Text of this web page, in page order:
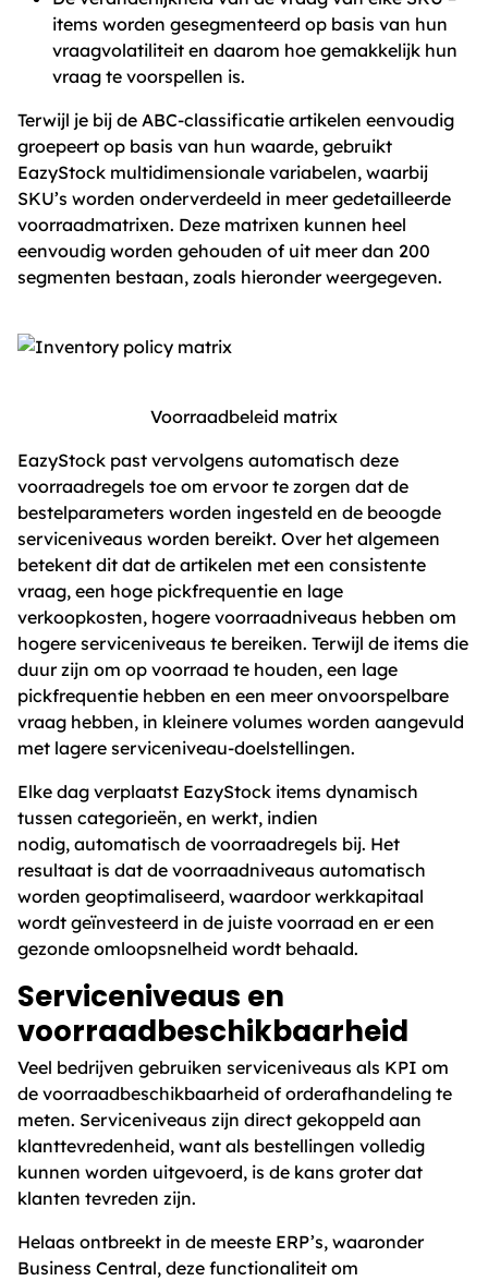
items worden gesegmenteerd op basis van hun
vraagvolatiliteit en daarom hoe gemakkelijk hun
vraag te voorspellen is.
Terwijl je bij de ABC-classificatie artikelen eenvoudig
groepeert op basis van hun waarde, gebruikt
EazyStock multidimensionale variabelen, waarbij
SKU’s worden onderverdeeld in meer gedetailleerde
voorraadmatrixen. Deze matrixen kunnen heel
eenvoudig worden gehouden of ​​uit meer dan 200
segmenten bestaan, zoals hieronder weergegeven.
Voorraadbeleid matrix
EazyStock past vervolgens automatisch deze
voorraadregels toe om ervoor te zorgen dat de
bestelparameters worden ingesteld en de beoogde
serviceniveaus worden bereikt. Over het algemeen
betekent dit dat de artikelen met een consistente
vraag, een hoge pickfrequentie en lage
verkoopkosten, hogere voorraadniveaus hebben om
hogere serviceniveaus te bereiken. Terwijl de items die
duur zijn om op voorraad te houden, een lage
pickfrequentie hebben en een meer onvoorspelbare
vraag hebben, in kleinere volumes worden aangevuld
met lagere serviceniveau-doelstellingen.
Elke dag verplaatst EazyStock items dynamisch
tussen categorieën, en werkt, indien
nodig, automatisch de voorraadregels bij. Het
resultaat is dat de voorraadniveaus automatisch
worden geoptimaliseerd, waardoor werkkapitaal
wordt geïnvesteerd in de juiste voorraad en er een
gezonde omloopsnelheid wordt behaald.
Serviceniveaus en
voorraadbeschikbaarheid
Veel bedrijven gebruiken serviceniveaus als KPI om
de voorraadbeschikbaarheid of orderafhandeling te
meten. Serviceniveaus zijn direct gekoppeld aan
klanttevredenheid, want als bestellingen volledig
kunnen worden uitgevoerd, is de kans groter dat
klanten tevreden zijn.
Helaas ontbreekt in de meeste ERP’s, waaronder
Business Central, deze functionaliteit om